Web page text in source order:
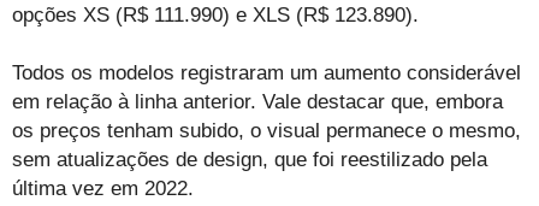
opções XS (R$ 111.990) e XLS (R$ 123.890).
Todos os modelos registraram um aumento considerável
em relação à linha anterior. Vale destacar que, embora
os preços tenham subido, o visual permanece o mesmo,
sem atualizações de design, que foi reestilizado pela
última vez em 2022.